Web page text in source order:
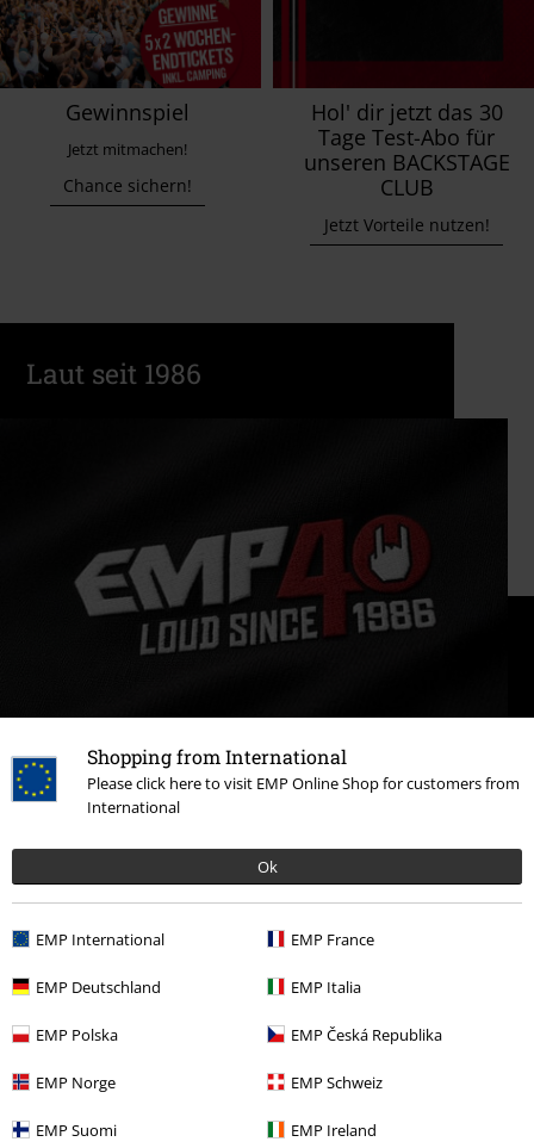
Shopping from International
Please click here to visit EMP Online Shop for customers from
International
Ok
EMP International EMP France
EMP Deutschland EMP Italia
EMP Polska EMP Česká Republika
EMP Norge EMP Schweiz
EMP Suomi EMP Ireland
Gewinnspiel
Jetzt mitmachen!
Chance sichern!
Hol' dir jetzt das 30
Tage Test-Abo für
unseren BACKSTAGE
CLUB
Jetzt Vorteile nutzen!
Laut seit 1986
40 Jahre EMP
Jetzt entdecken!
LIVE LOUD – THE MAG: